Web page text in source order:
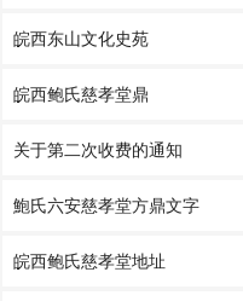
皖西东山文化史苑
皖西鲍氏慈孝堂鼎
关于第二次收费的通知
鮑氏六安慈孝堂方鼎文字
皖西鲍氏慈孝堂地址